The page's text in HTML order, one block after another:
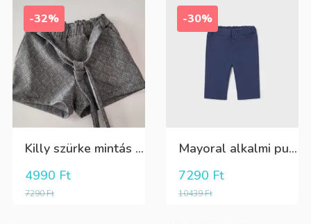
-32%
Killy szürke mintás rövidnadrág
7290Ft
4990 Ft
-30%
Mayoral alkalmi puha kék élre vasalt nadrág, behúzható derékrésszel
10439Ft
7290 Ft